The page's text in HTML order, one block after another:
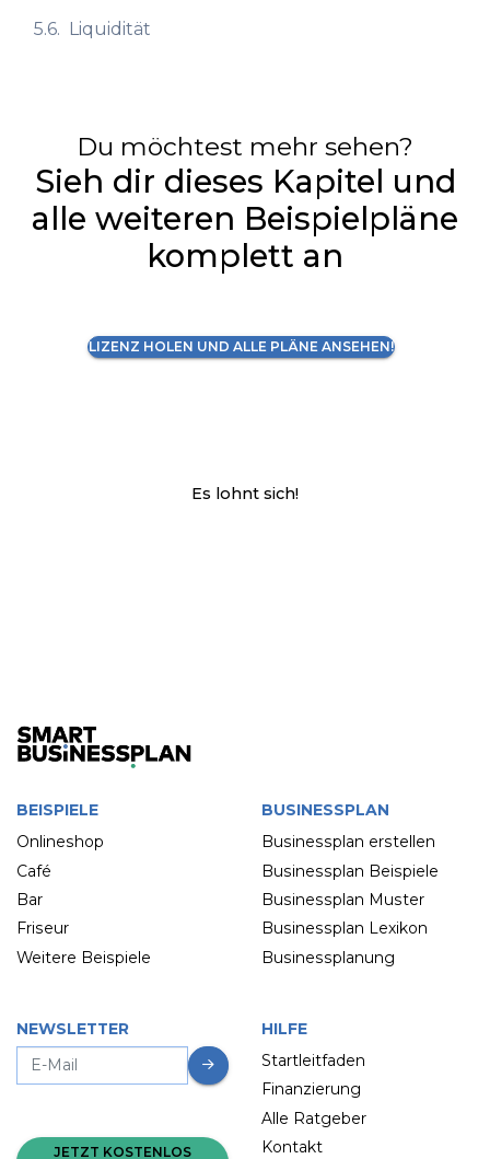
5.6. Liquidität
Du möchtest mehr sehen?
Sieh dir dieses Kapitel und
alle weiteren Beispielpläne
komplett an
LIZENZ HOLEN UND ALLE PLÄNE ANSEHEN!
Es lohnt sich!
BEISPIELE
Onlineshop
Café
Bar
Friseur
Weitere Beispiele
BUSINESSPLAN
Businessplan erstellen
Businessplan Beispiele
Businessplan Muster
Businessplan Lexikon
Businessplanung
NEWSLETTER
JETZT KOSTENLOS
HILFE
Startleitfaden
Finanzierung
Alle Ratgeber
Kontakt